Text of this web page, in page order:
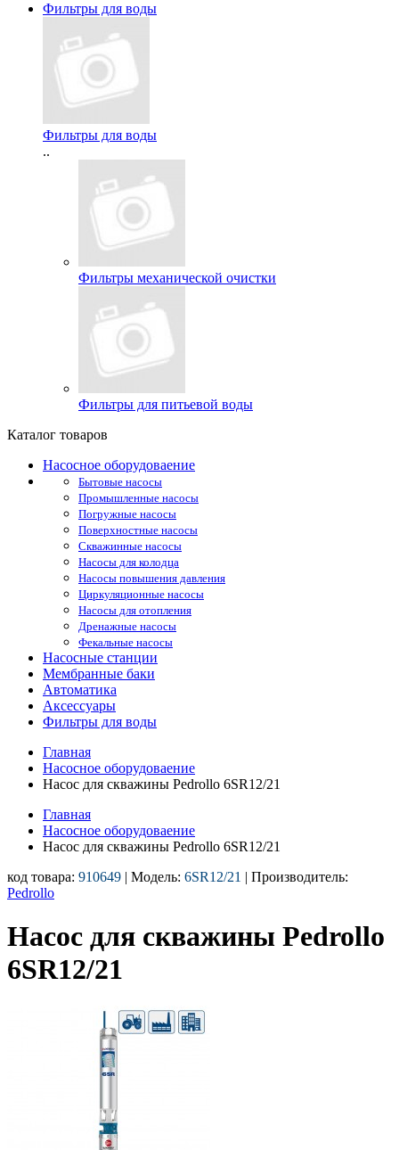
Фильтры для воды
Фильтры для воды
..
Фильтры механической очистки
Фильтры для питьевой воды
Каталог товаров
Насосное оборудоваение
Бытовые насосы
Промышленные насосы
Погружные насосы
Поверхностные насосы
Скважинные насосы
Насосы для колодца
Насосы повышения давления
Циркуляционные насосы
Насосы для отопления
Дренажные насосы
Фекальные насосы
Насосные станции
Мембранные баки
Автоматика
Аксессуары
Фильтры для воды
Главная
Насосное оборудоваение
Насос для скважины Pedrollo 6SR12/21
Главная
Насосное оборудоваение
Насос для скважины Pedrollo 6SR12/21
код товара: 910649 | Модель: 6SR12/21 | Производитель:
Pedrollo
Насос для скважины Pedrollo
6SR12/21